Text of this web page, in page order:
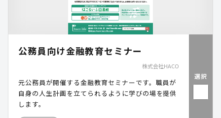
公務員向け金融教育セミナー
株式会社HACO
元公務員が開催する金融教育セミナーです。職員が
自身の人生計画を立てられるように学びの場を提供
します。
選択